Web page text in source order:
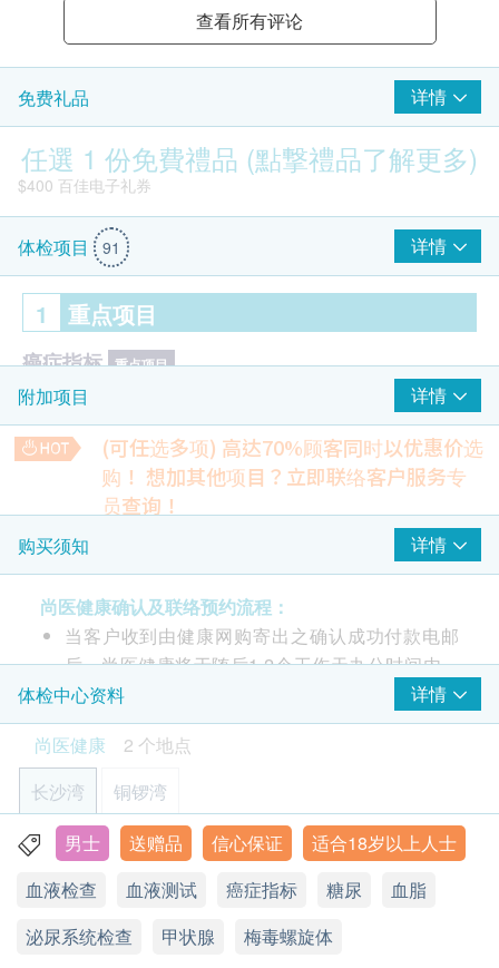
查看所有评论
免费礼品 详情
任選 1 份免費禮品 (點撃禮品了解更多)
$400 百佳电子礼券
$400 丰泽电子礼券
$400 AEON 礼券
体检项目 91 详情
1 重点项目
癌症指标 重点项目
鼻咽癌EB病毒抗体
癌指标AFP（肝癌）
癌指标 CA 19.9（胰脏癌）
癌指标CEA（大肠癌）
癌指标 PSA（前列腺癌）- 只限男士
心脏检查
静态心电图
重点项目
梅毒血清测试
2 基本项目
基本健康评估
体质指标
身高
体重
附加项目 详情
(可任选多项) 高达70%顾客同时以优惠价选
购！ 想加其他项目？立即联络客户服务专
员查询！
骨质密度超声波
HK$432.0 HK$480
肾脏超声波 (两边)
常见的非侵入性检查肾脏有否异常。
HK$1,000.0
精液化验
HK$400.0
甲状腺超声波
HK$1,000.0
同型半胱胺酸酶
HK$338.0
购买须知 详情
尚医健康确认及联络预约流程：
当客户收到由健康网购寄出之确认成功付款电邮
后，尚医健康将于随后1-2个工作天办公时间内，
致电客户预约身体检查的时间及地点。
客户亦可致电尚医健康电话: 2158 2198 / 9601
9138 , 查询或订单确认后致电/Whatsapp预约。
体检项目有效期：
身体检查计划有效期为一年，客户由确认付款日期
起计一年内需接受有关检查服务。建议客户须提前
一个月预约相关检查。
使用长者医疗券
体检中心资料
详情
尚医健康
2 个地点
长沙湾
铜锣湾
香港九龙长沙湾道910号安泰大厦12楼全层
显示地图
星期一至五︰9:00a.m. – 6:00p.m.
男士 送赠品 信心保证
适合18岁以上人士
血液检查
血液测试 癌症指标 糖尿
血脂
泌尿系统检查
甲状腺 梅毒螺旋体